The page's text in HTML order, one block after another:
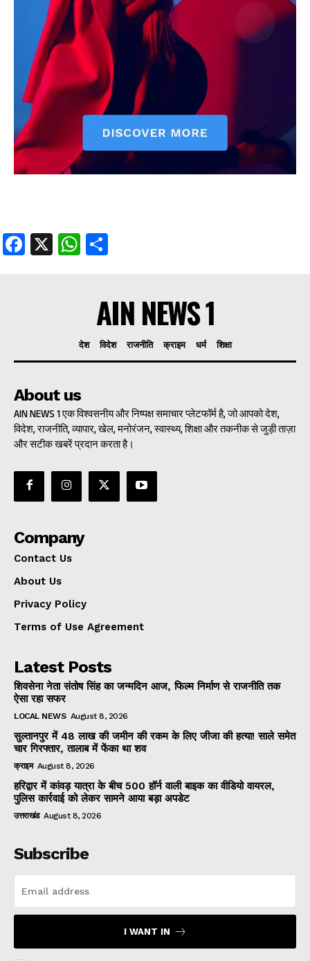
Facebook
X WhatsApp
Share
Facebook
X WhatsApp
AIN NEWS 1
देश विदेश राजनीति क्राइम धर्म शिक्षा
About us
AIN NEWS 1 एक विश्वसनीय और निष्पक्ष समाचार प्लेटफॉर्म है, जो आपको देश,
विदेश, राजनीति, व्यापार, खेल, मनोरंजन, स्वास्थ्य, शिक्षा और तकनीक से जुड़ी ताज़ा
और सटीक खबरें प्रदान करता है।
Company
Contact Us
About Us
Privacy Policy
Terms of Use Agreement
Latest Posts
शिवसेना नेता संतोष सिंह का जन्मदिन आज, फिल्म निर्माण से राजनीति तक
ऐसा रहा सफर
LOCAL NEWS August 8, 2026
सुल्तानपुर में 48 लाख की जमीन की रकम के लिए जीजा की हत्या! साले समेत
चार गिरफ्तार, तालाब में फेंका था शव
क्राइम August 8, 2026
हरिद्वार में कांवड़ यात्रा के बीच 500 हॉर्न वाली बाइक का वीडियो वायरल,
पुलिस कार्रवाई को लेकर सामने आया बड़ा अपडेट
उत्तराखंड August 8, 2026
Subscribe
I WANT IN